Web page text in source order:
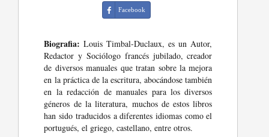
Facebook
Biografia: Louis Timbal-Duclaux, es un Autor,
Redactor y Sociólogo francés jubilado, creador
de diversos manuales que tratan sobre la mejora
en la práctica de la escritura, abocándose también
en la redacción de manuales para los diversos
géneros de la literatura, muchos de estos libros
han sido traducidos a diferentes idiomas como el
portugués, el griego, castellano, entre otros.